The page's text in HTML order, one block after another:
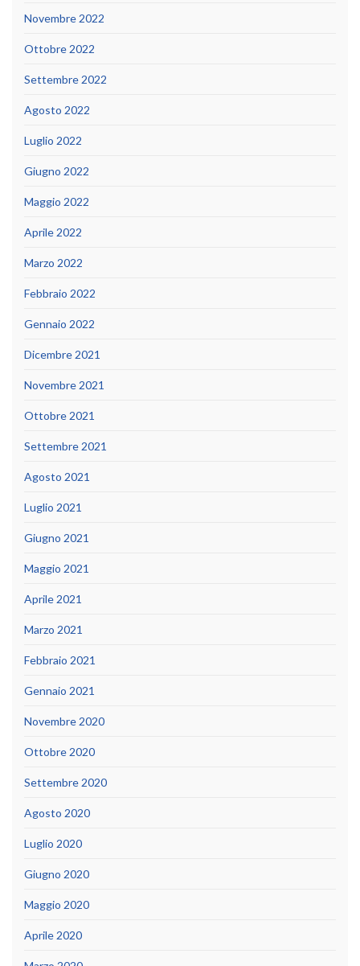
Novembre 2022
Ottobre 2022
Settembre 2022
Agosto 2022
Luglio 2022
Giugno 2022
Maggio 2022
Aprile 2022
Marzo 2022
Febbraio 2022
Gennaio 2022
Dicembre 2021
Novembre 2021
Ottobre 2021
Settembre 2021
Agosto 2021
Luglio 2021
Giugno 2021
Maggio 2021
Aprile 2021
Marzo 2021
Febbraio 2021
Gennaio 2021
Novembre 2020
Ottobre 2020
Settembre 2020
Agosto 2020
Luglio 2020
Giugno 2020
Maggio 2020
Aprile 2020